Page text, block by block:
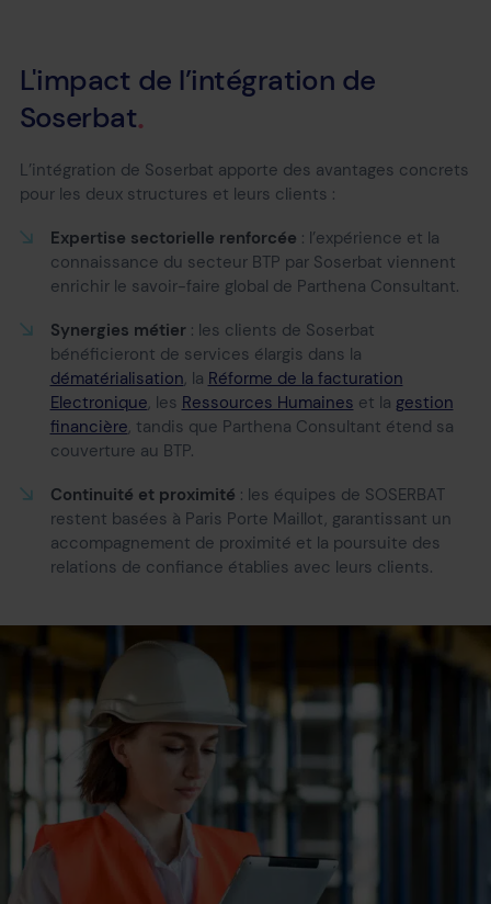
L'impact de l’intégration de
Soserbat
L’intégration de Soserbat apporte des avantages concrets
pour les deux structures et leurs clients :
Expertise sectorielle renforcée : l’expérience et la
connaissance du secteur BTP par Soserbat viennent
enrichir le savoir-faire global de Parthena Consultant.
Synergies métier: les clients de Soserbat
bénéficieront de services élargis dans la
dématérialisation, la Réforme de la facturation
Electronique, les Ressources Humaines et la gestion
financière, tandis que Parthena Consultant étend sa
couverture au BTP.
Continuité et proximité : les équipes de SOSERBAT
restent basées à Paris Porte Maillot, garantissant un
accompagnement de proximité et la poursuite des
relations de confiance établies avec leurs clients.